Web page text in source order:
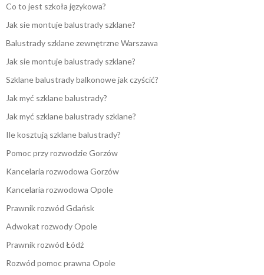
Co to jest szkoła językowa?
Jak sie montuje balustrady szklane?
Balustrady szklane zewnętrzne Warszawa
Jak sie montuje balustrady szklane?
Szklane balustrady balkonowe jak czyścić?
Jak myć szklane balustrady?
Jak myć szklane balustrady szklane?
Ile kosztują szklane balustrady?
Pomoc przy rozwodzie Gorzów
Kancelaria rozwodowa Gorzów
Kancelaria rozwodowa Opole
Prawnik rozwód Gdańsk
Adwokat rozwody Opole
Prawnik rozwód Łódź
Rozwód pomoc prawna Opole